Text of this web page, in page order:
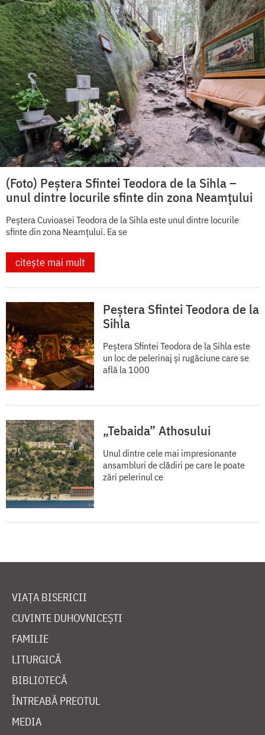
(Foto) Peștera Sfintei Teodora de la Sihla –
unul dintre locurile sfinte din zona Neamțului
Peștera Cuvioasei Teodora de la Sihla este unul dintre locurile
sfinte din zona Neamțului. Ea se
citește mai mult
Peștera Sfintei Teodora de la
Sihla
Peștera Sfintei Teodora de la Sihla este
un loc de pelerinaj și rugăciune care se
află la 1000
„Tebaida” Athosului
Unul dintre cele mai impresionante
ansambluri de clădiri pe care le poate
zări pelerinul ce
VIAȚA BISERICII
CUVINTE DUHOVNICEȘTI
FAMILIE
LITURGICĂ
BIBLIOTECĂ
ÎNTREABĂ PREOTUL
MEDIA